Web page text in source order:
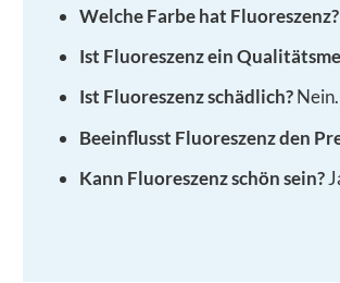
Welche Farbe hat Fluoreszenz?
Ist Fluoreszenz ein
Ist Fluoreszenz schädlich?
Beeinflusst Fluoreszenz den
Kann Fluoreszenz schön sein?